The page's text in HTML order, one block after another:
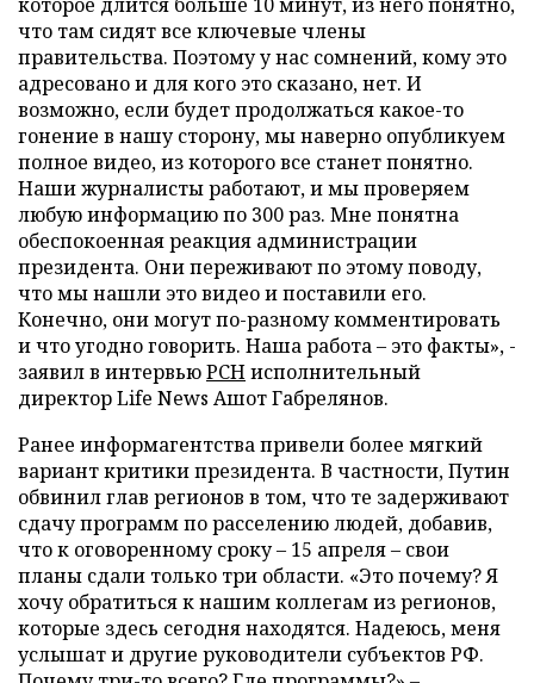
что там сидят все ключевые члены
правительства. Поэтому у нас сомнений, кому это
адресовано и для кого это сказано, нет. И
возможно, если будет продолжаться какое-то
гонение в нашу сторону, мы наверно опубликуем
полное видео, из которого все станет понятно.
Наши журналисты работают, и мы проверяем
любую информацию по 300 раз. Мне понятна
обеспокоенная реакция администрации
президента. Они переживают по этому поводу,
что мы нашли это видео и поставили его.
Конечно, они могут по-разному комментировать
и что угодно говорить. Наша работа – это факты», -
заявил в интервьюРСНисполнительный
директор Life News Ашот Габрелянов.
Ранее информагентства привели более мягкий
вариант критики президента. В частности, Путин
обвинил глав регионов в том, что те задерживают
сдачу программ по расселению людей, добавив,
что к оговоренному сроку – 15 апреля – свои
планы сдали только три области. «Это почему? Я
хочу обратиться к нашим коллегам из регионов,
которые здесь сегодня находятся. Надеюсь, меня
услышат и другие руководители субъектов РФ.